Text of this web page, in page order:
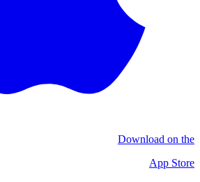
Download on the
App Store